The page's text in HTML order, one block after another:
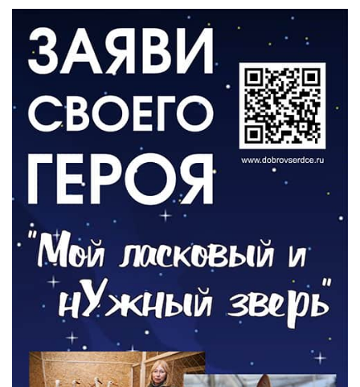
ВЛАСТЬ
«Второй старт» для ветеранов СВО
РАЗЪЯСНЯЕМ
Контракт с новой выплатой
05.08.2026